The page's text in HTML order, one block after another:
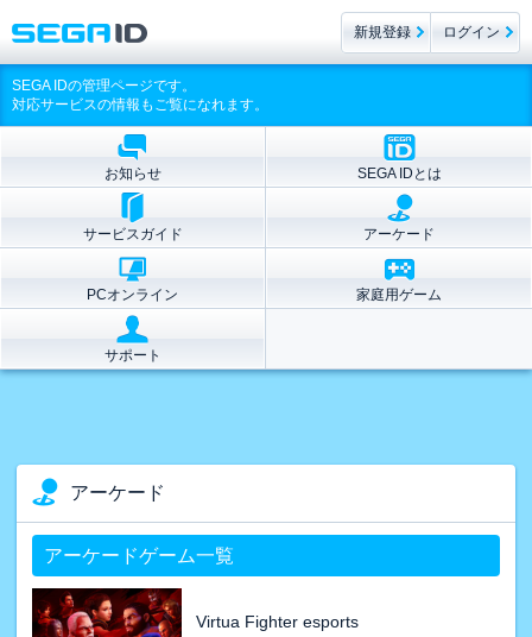
SEGA IDの管理ページです。
対応サービスの情報もご覧になれます。
お知らせ SEGA IDとは
サービスガイド アーケード
PCオンライン 家庭用ゲーム
サポート
アーケード
アーケードゲーム一覧
Virtua Fighter esports
新規登録 ログイン